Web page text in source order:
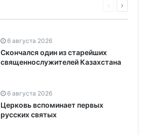
6 августа 2026
Скончался один из старейших
священнослужителей Казахстана
6 августа 2026
Церковь вспоминает первых
русских святых